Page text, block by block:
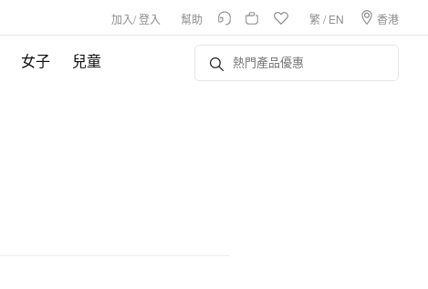
加入/登入 幫助 繁/ EN 香港
女子 兒童